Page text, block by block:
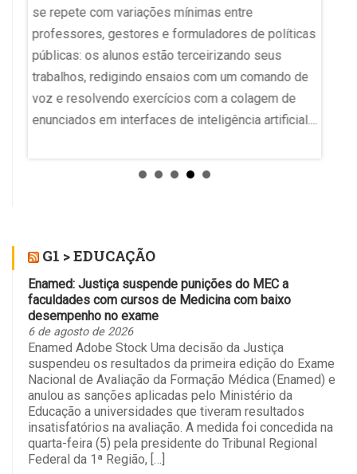
se repete com variações mínimas entre
professores, gestores e formuladores de políticas
públicas: os alunos estão terceirizando seus
trabalhos, redigindo ensaios com um comando de
voz e resolvendo exercícios com a colagem de
enunciados em interfaces de inteligência artificial....
G1 > EDUCAÇÃO
Enamed: Justiça suspende punições do MEC a
faculdades com cursos de Medicina com baixo
desempenho no exame
6 de agosto de 2026
Enamed Adobe Stock Uma decisão da Justiça
suspendeu os resultados da primeira edição do Exame
Nacional de Avaliação da Formação Médica (Enamed) e
anulou as sanções aplicadas pelo Ministério da
Educação a universidades que tiveram resultados
insatisfatórios na avaliação. A medida foi concedida na
quarta-feira (5) pela presidente do Tribunal Regional
Federal da 1ª Região, […]